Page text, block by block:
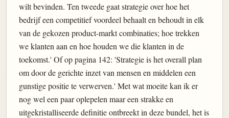
wilt bevinden. Ten tweede gaat strategie over hoe het
bedrijf een competitief voordeel behaalt en behoudt in elk
van de gekozen product-markt combinaties; hoe trekken
we klanten aan en hoe houden we die klanten in de
toekomst.' Of op pagina 142: 'Strategie is het overall plan
om door de gerichte inzet van mensen en middelen een
gunstige positie te verwerven.' Met wat moeite kan ik er
nog wel een paar oplepelen maar een strakke en
uitgekristalliseerde definitie ontbreekt in deze bundel, het is